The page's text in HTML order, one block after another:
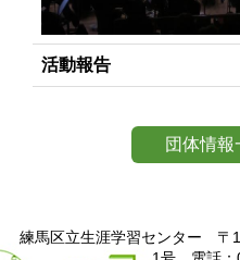
活動報告
団体情報
練馬区立生涯学習センター